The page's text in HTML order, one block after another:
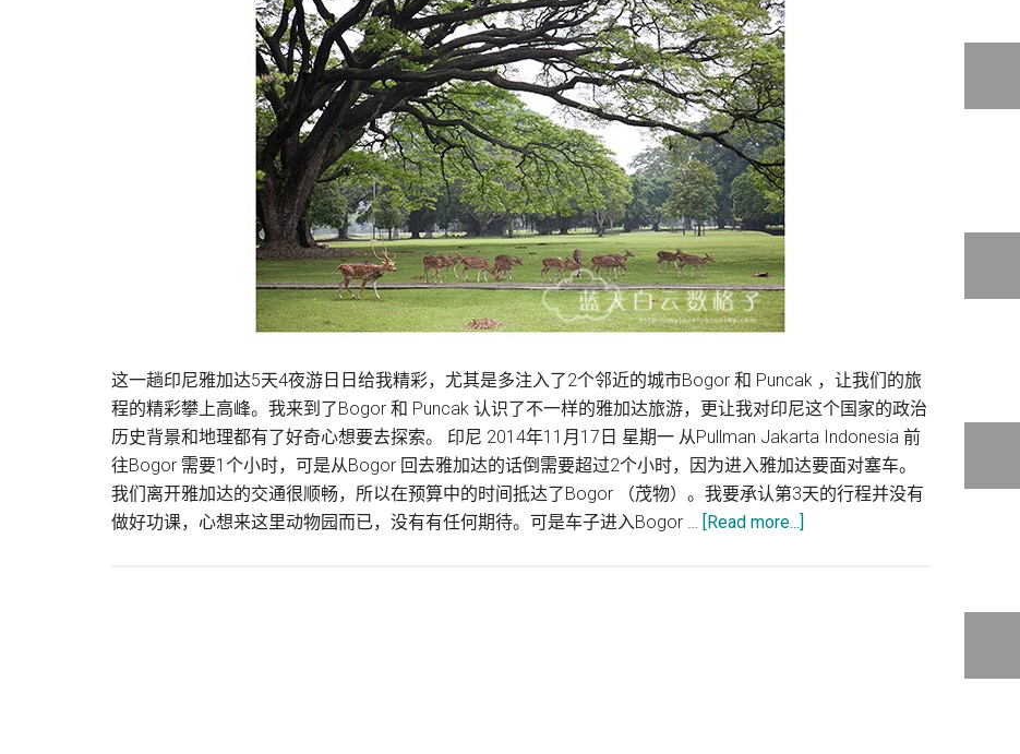
这一趟印尼雅加达5天4夜游日日给我精彩，尤其是多注入了2个邻近的城市Bogor 和 Puncak ，让我们的旅
程的精彩攀上高峰。我来到了Bogor 和 Puncak 认识了不一样的雅加达旅游，更让我对印尼这个国家的政治
历史背景和地理都有了好奇心想要去探索。 印尼 2014年11月17日 星期一 从Pullman Jakarta Indonesia 前
往Bogor 需要1个小时，可是从Bogor 回去雅加达的话倒需要超过2个小时，因为进入雅加达要面对塞车。
我们离开雅加达的交通很顺畅，所以在预算中的时间抵达了Bogor （茂物）。我要承认第3天的行程并没有
做好功课，心想来这里动物园而已，没有有任何期待。可是车子进入Bogor … [Read more...]